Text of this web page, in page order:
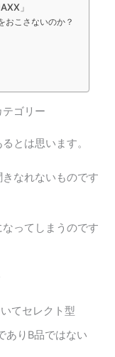
」
おこさないのか？
ゴリー
とは思います。
きなれないものです
ってしまうのです
てセレクト型
ありB品ではない